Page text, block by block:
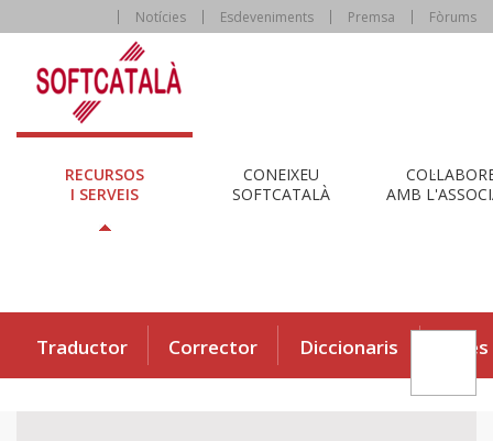
Notícies Esdeveniments Premsa Fòrums
RECURSOS
I SERVEIS
CONEIXEU
SOFTCATALÀ
AMB
Traductor Corrector Diccionaris Eines